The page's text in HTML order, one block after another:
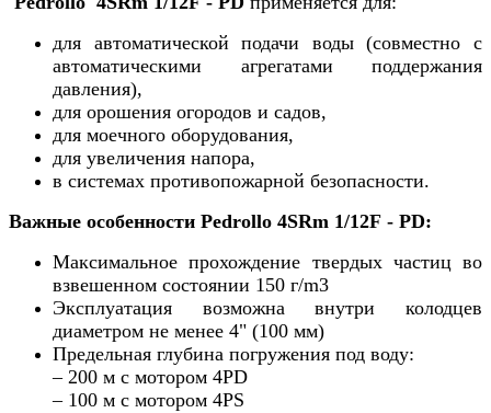
для автоматической подачи воды (совместно с
автоматическими агрегатами поддержания
давления),
для орошения огородов и садов,
для моечного оборудования,
для увеличения напора,
в системах противопожарной безопасности.
Важные особенности Pedrollo 4SRm 1/12F - PD:
Максимальное прохождение твердых частиц во
взвешенном состоянии 150 г/m3
Эксплуатация возможна внутри колодцев
диаметром не менее 4" (100 мм)
Предельная глубина погружения под воду:
– 200 м с мотором 4PD
– 100 м с мотором 4PS